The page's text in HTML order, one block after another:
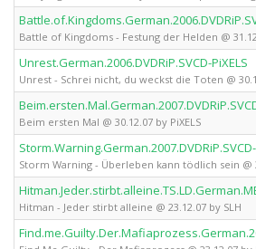
Battle of Kingdoms - Festung der Helden @
Unrest.German.2006.DVDRiP.SVCD-PiXELS
Unrest - Schrei nicht, du weckst die Toten @
Beim ersten Mal @ 30.12.07 by PiXELS
Storm.Warning.German.2007.DVDRiP.SVCD-
Storm Warning - Überleben kann tödlich sein @
Hitman - Jeder stirbt alleine @ 23.12.07 by SLH